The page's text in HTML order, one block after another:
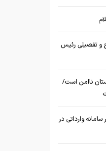
تفصیلی رئیس
ناامن است/
سامانه وارداتی در